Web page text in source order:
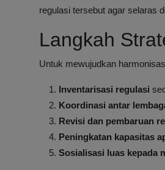
regulasi tersebut agar selaras
Langkah
Untuk mewujudkan
Inventarisasi regulasi
Koordinasi antar
Revisi dan pembaruan
Peningkatan kapasitas
Sosialisasi luas kepada